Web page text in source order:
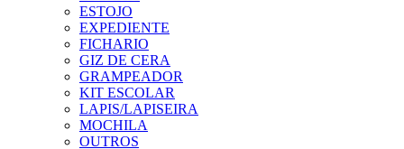
ESTOJO
EXPEDIENTE
FICHARIO
GIZ DE CERA
GRAMPEADOR
KIT ESCOLAR
LAPIS/LAPISEIRA
MOCHILA
OUTROS